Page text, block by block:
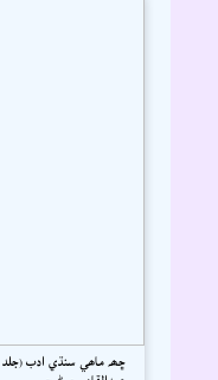
ڇھہ ماھي سنڌي ادب (جلد 8، نمبر 2-1، 1985...
عبدالقادر جوڻيجو